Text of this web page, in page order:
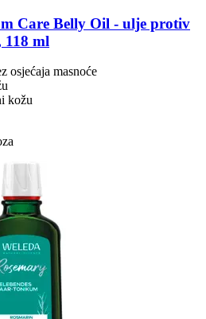
Care Belly Oil -​ ulje protiv
118 ml
osjećaja masnoće
kožu